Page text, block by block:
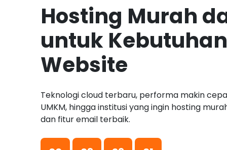
Hosting Murah
untuk
Website
Teknologi cloud terbaru, performa makin
UMKM, hingga institusi yang ingin hosting
dan fitur email terbaik.